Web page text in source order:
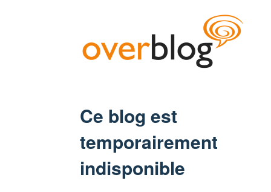
Ce blog est
temporairement
indisponible